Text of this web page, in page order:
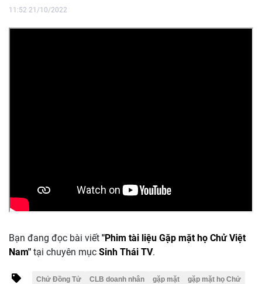
11:52 21/10/2022
Bạn đang đọc bài viết "Phim tài liệu Gặp mặt họ Chử Việt
Nam" tại chuyên mục Sinh Thái TV.
Chử Đồng Tử CLB doanh nhân gặp mặt
gặp mặt họ Chử